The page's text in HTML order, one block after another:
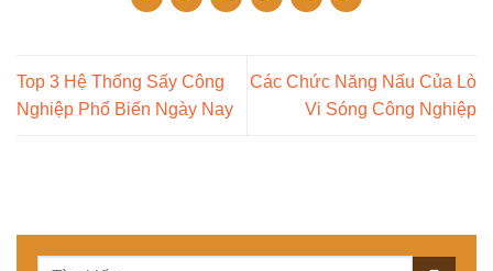
Top 3 Hệ Thống Sấy Công
Nghiệp Phổ Biến Ngày Nay
Các Chức Năng Nấu Của Lò
Vi Sóng Công Nghiệp